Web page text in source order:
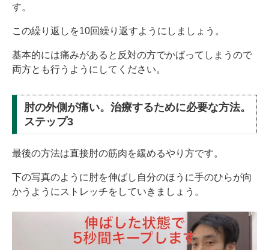
す。
この繰り返しを10回繰り返すようにしましょう。
基本的には痛みがあると反対の方でかばってしまうので
両方とも行うようにしてください。
肘の外側が痛い。治療するために必要な方法。
ステップ3
最後の方法は直接肘の筋肉を緩めるやり方です。
下の写真のように肘を伸ばし自分のほうに手のひらが向
かうようにストレッチをしていきましょう。